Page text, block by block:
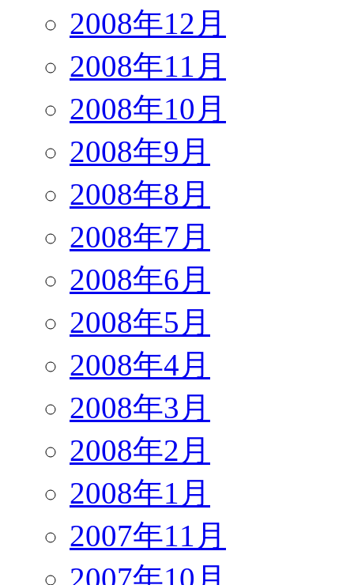
2008年12月
2008年11月
2008年10月
2008年9月
2008年8月
2008年7月
2008年6月
2008年5月
2008年4月
2008年3月
2008年2月
2008年1月
2007年11月